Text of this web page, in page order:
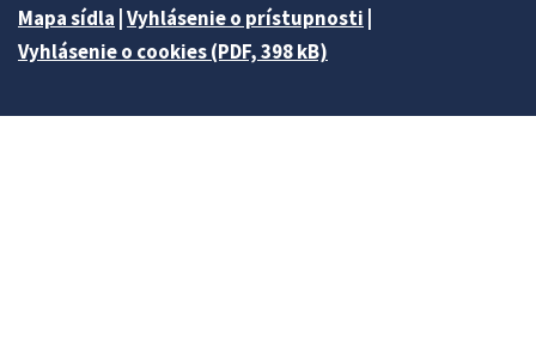
Mapa sídla Vyhlásenie o prístupnosti
Vyhlásenie o cookies (PDF, 398 kB)